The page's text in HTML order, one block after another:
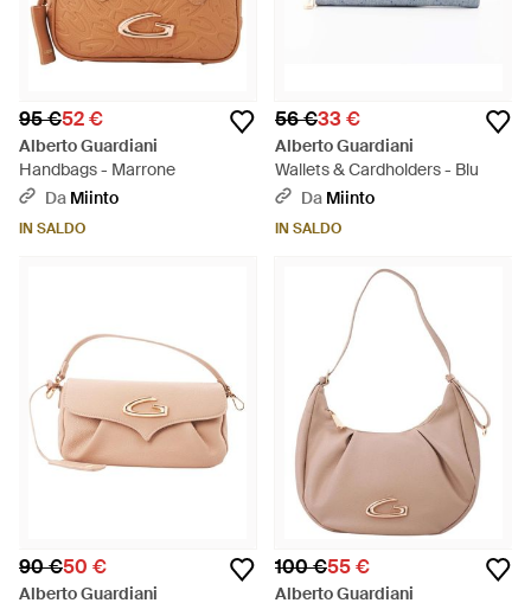
95 €52 €
Alberto Guardiani
Handbags - Marrone
Da Miinto
IN SALDO
56 €33 €
Alberto Guardiani
Wallets & Cardholders - Blu
Da Miinto
IN SALDO
90 €50 €
Alberto Guardiani
100 €55 €
Alberto Guardiani